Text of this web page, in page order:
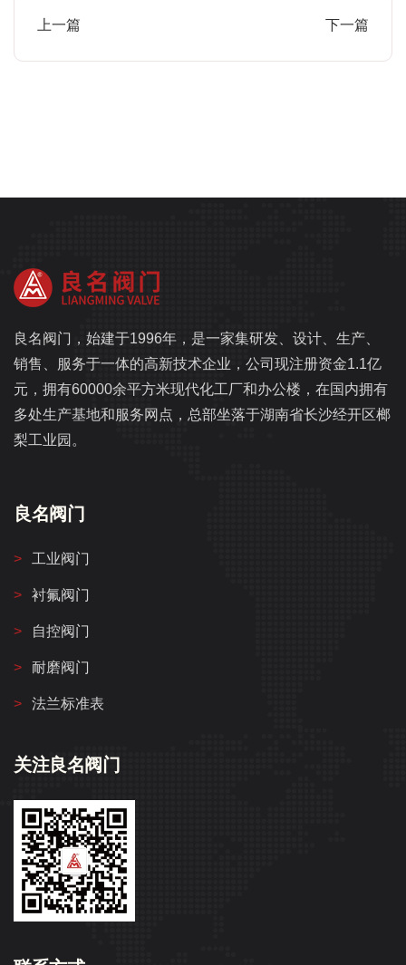
上一篇 下一篇
良名阀门，始建于1996年，是一家集研发、设计、生产、
销售、服务于一体的高新技术企业，公司现注册资金1.1亿
元，拥有60000余平方米现代化工厂和办公楼，在国内拥有
多处生产基地和服务网点，总部坐落于湖南省长沙经开区榔
梨工业园。
良名阀门
工业阀门
衬氟阀门
自控阀门
耐磨阀门
法兰标准表
关注良名阀门